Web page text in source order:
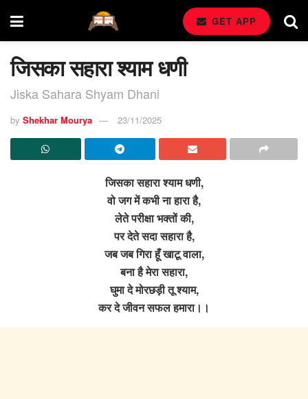
GET APP
जिसका सहारा श्याम धणी
Jiska Sahara Shyam Dhani
by Shekhar Mourya 23/11/2025
जिसका सहारा श्याम धणी,
वो जग में कभी ना हारा है,
लेते परीक्षा भक्तों की,
पर देते सदा सहारा है,
जब जब गिरा हूँ खाटू वाला,
बना है मेरा सहारा,
घुमा दे मोरछड़ी तू श्याम,
कर दे जीवन सफल हमारा।।